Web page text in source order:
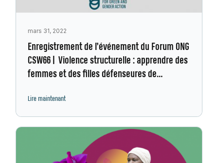
mars 31, 2022
Enregistrement de l’événement du Forum ONG
CSW66 | Violence structurelle : apprendre des
femmes et des filles défenseures de
Lire maintenant